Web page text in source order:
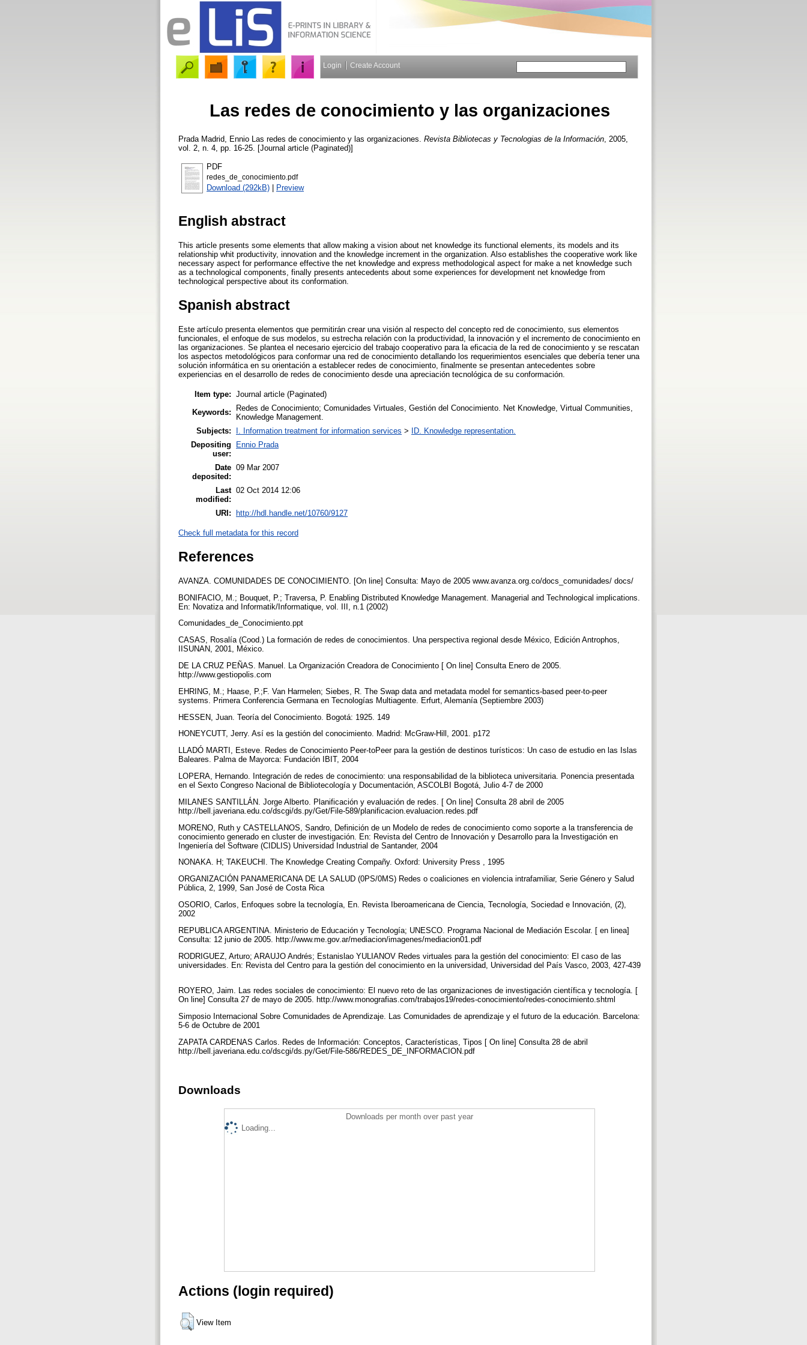
Login Create Account
Las redes de conocimiento y las organizaciones
Prada Madrid, Ennio Las redes de conocimiento y las organizaciones. Revista Bibliotecas y Tecnologias de la Información , 2005,
vol. 2, n. 4, pp. 16-25. [Journal article (Paginated)]
PDF
redes_de_conocimiento.pdf
Download (292kB) | Preview
English abstract
This article presents some elements that allow making a vision about net knowledge its functional elements, its models and its
relationship whit productivity, innovation and the knowledge increment in the organization. Also establishes the cooperative work like
necessary aspect for performance effective the net knowledge and express methodological aspect for make a net knowledge such
as a technological components, finally presents antecedents about some experiences for development net knowledge from
technological perspective about its conformation.
Spanish abstract
Este artículo presenta elementos que permitirán crear una visión al respecto del concepto red de conocimiento, sus elementos
funcionales, el enfoque de sus modelos, su estrecha relación con la productividad, la innovación y el incremento de conocimiento en
las organizaciones. Se plantea el necesario ejercicio del trabajo cooperativo para la eficacia de la red de conocimiento y se rescatan
los aspectos metodológicos para conformar una red de conocimiento detallando los requerimientos esenciales que debería tener una
solución informática en su orientación a establecer redes de conocimiento, finalmente se presentan antecedentes sobre
experiencias en el desarrollo de redes de conocimiento desde una apreciación tecnológica de su conformación.
Item type: Journal article (Paginated)
Keywords:
Redes de Conocimiento; Comunidades Virtuales, Gestión del Conocimiento. Net Knowledge, Virtual Communities,
Knowledge Management.
Subjects:
I. Information treatment for information services >
ID. Knowledge representation.
Depositing
user:
Ennio Prada
Date
deposited:
09 Mar 2007
Last
modified:
02 Oct 2014 12:06
URI: http://hdl.handle.net/10760/9127
Check full metadata for this record
References
AVANZA. COMUNIDADES DE CONOCIMIENTO. [On line] Consulta: Mayo de 2005 www.avanza.org.co/docs_comunidades/ docs/
BONIFACIO, M.; Bouquet, P.; Traversa, P. Enabling Distributed Knowledge Management. Managerial and Technological implications.
En: Novatiza and Informatik/Informatique, vol. III, n.1 (2002)
Comunidades_de_Conocimiento.ppt
CASAS, Rosalía (Cood.) La formación de redes de conocimientos. Una perspectiva regional desde México, Edición Antrophos,
IISUNAN, 2001, México.
DE LA CRUZ PEÑAS. Manuel. La Organización Creadora de Conocimiento [ On line] Consulta Enero de 2005.
http://www.gestiopolis.com
EHRING, M.; Haase, P.;F. Van Harmelen; Siebes, R. The Swap data and metadata model for semantics-based peer-to-peer
systems. Primera Conferencia Germana en Tecnologías Multiagente. Erfurt, Alemanía (Septiembre 2003)
HESSEN, Juan. Teoría del Conocimiento. Bogotá: 1925. 149
HONEYCUTT, Jerry. Así es la gestión del conocimiento. Madrid: McGraw-Hill, 2001. p172
LLADÓ MARTI, Esteve. Redes de Conocimiento Peer-toPeer para la gestión de destinos turísticos: Un caso de estudio en las Islas
Baleares. Palma de Mayorca: Fundación IBIT, 2004
LOPERA, Hernando. Integración de redes de conocimiento: una responsabilidad de la biblioteca universitaria. Ponencia presentada
en el Sexto Congreso Nacional de Bibliotecología y Documentación, ASCOLBI Bogotá, Julio 4-7 de 2000
MILANES SANTILLÁN. Jorge Alberto. Planificación y evaluación de redes. [ On line] Consulta 28 abril de 2005
http://bell.javeriana.edu.co/dscgi/ds.py/Get/File-589/planificacion.evaluacion.redes.pdf
MORENO, Ruth y CASTELLANOS, Sandro, Definición de un Modelo de redes de conocimiento como soporte a la transferencia de
conocimiento generado en cluster de investigación. En: Revista del Centro de Innovación y Desarrollo para la Investigación en
Ingeniería del Software (CIDLIS) Universidad Industrial de Santander, 2004
NONAKA. H; TAKEUCHI. The Knowledge Creating Compañy. Oxford: University Press , 1995
ORGANIZACIÓN PANAMERICANA DE LA SALUD (0PS/0MS) Redes o coaliciones en violencia intrafamiliar, Serie Género y Salud
Pública, 2, 1999, San José de Costa Rica
OSORIO, Carlos, Enfoques sobre la tecnología, En. Revista Iberoamericana de Ciencia, Tecnología, Sociedad e Innovación, (2),
2002
REPUBLICA ARGENTINA. Ministerio de Educación y Tecnología; UNESCO. Programa Nacional de Mediación Escolar. [ en linea]
Consulta: 12 junio de 2005. http://www.me.gov.ar/mediacion/imagenes/mediacion01.pdf
RODRIGUEZ, Arturo; ARAUJO Andrés; Estanislao YULIANOV Redes virtuales para la gestión del conocimiento: El caso de las
universidades. En: Revista del Centro para la gestión del conocimiento en la universidad, Universidad del País Vasco, 2003, 427-439
ROYERO, Jaim. Las redes sociales de conocimiento: El nuevo reto de las organizaciones de investigación científica y tecnología. [
On line] Consulta 27 de mayo de 2005. http://www.monografias.com/trabajos19/redes-conocimiento/redes-conocimiento.shtml
Simposio Internacional Sobre Comunidades de Aprendizaje. Las Comunidades de aprendizaje y el futuro de la educación. Barcelona:
5-6 de Octubre de 2001
ZAPATA CARDENAS Carlos. Redes de Información: Conceptos, Características, Tipos [ On line] Consulta 28 de abril
http://bell.javeriana.edu.co/dscgi/ds.py/Get/File-586/REDES_DE_INFORMACION.pdf
Downloads
Downloads per month over past year
Loading...
Actions (login required)
View Item